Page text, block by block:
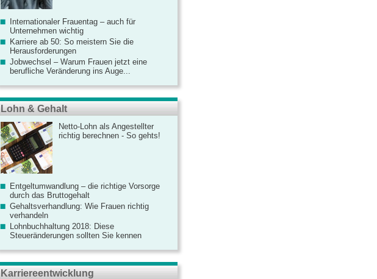
Internationaler Frauentag – auch für
Unternehmen wichtig
Karriere ab 50: So meistern Sie die
Herausforderungen
Jobwechsel – Warum Frauen jetzt eine
berufliche Veränderung ins Auge...
Lohn & Gehalt
Netto-Lohn als Angestellter
richtig berechnen - So gehts!
Entgeltumwandlung – die richtige Vorsorge
durch das Bruttogehalt
Gehaltsverhandlung: Wie Frauen richtig
verhandeln
Lohnbuchhaltung 2018: Diese
Steueränderungen sollten Sie kennen
Karriereentwicklung